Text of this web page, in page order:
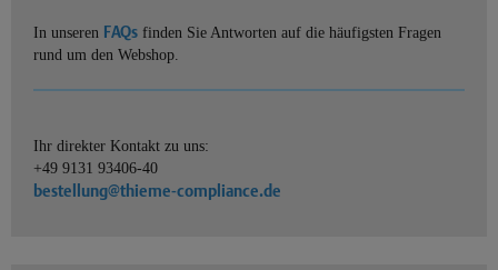
In unseren FAQs finden Sie Antworten auf die häufigsten Fragen
rund um den Webshop.
Ihr direkter Kontakt zu uns:
+49 9131 93406-40
bestellung@thieme-compliance.de